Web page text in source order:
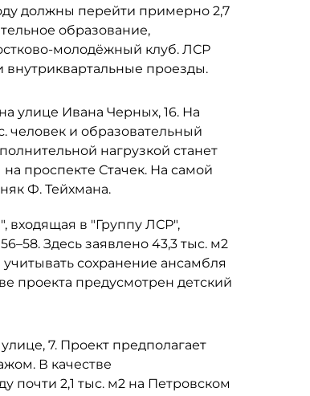
должны перейти примерно 2,7
образование,
молодёжный клуб. ЛСР
внутриквартальные проезды.
улице Ивана Черных, 16. На
человек и образовательный
нагрузкой станет
проспекте Стачек. На самой
Ф. Тейхмана.
входящая в "Группу ЛСР",
Здесь заявлено 43,3 тыс. м2
сохранение ансамбля
проекта предусмотрен детский
7. Проект предполагает
В качестве
почти 2,1 тыс. м2 на Петровском